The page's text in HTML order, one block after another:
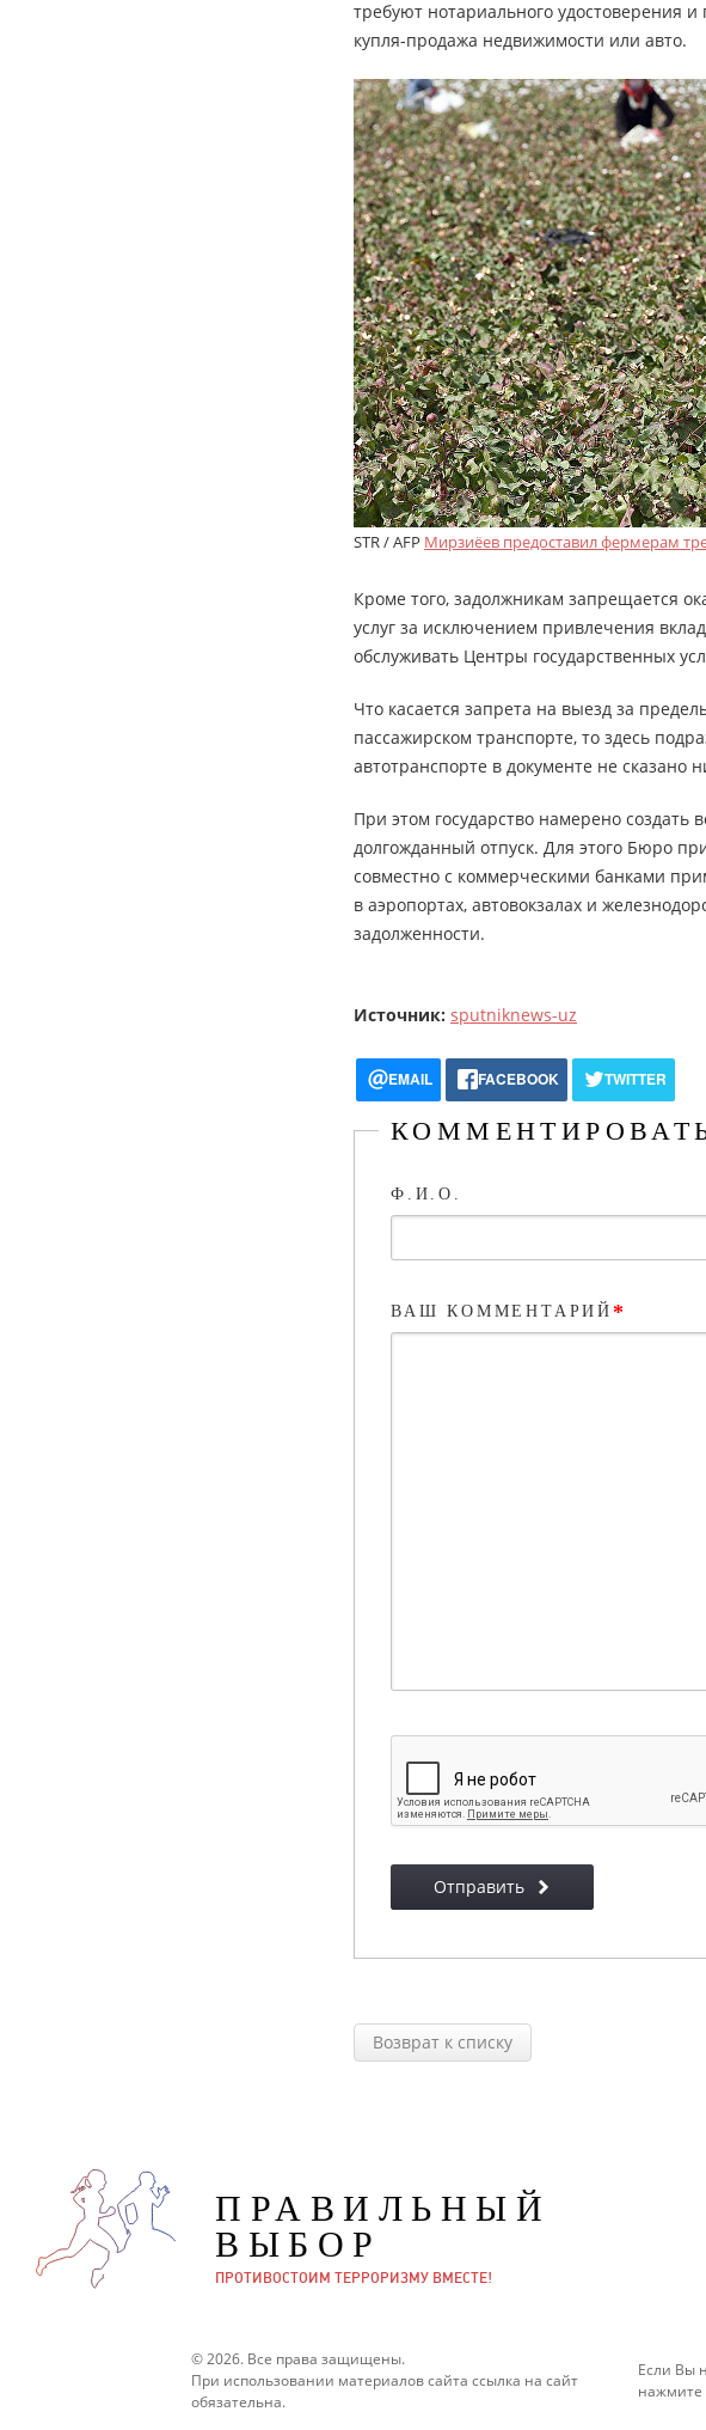
требуют нотариального удостоверения
купля-продажа недвижимости или авто.
STR / AFP Мирзиёев предоставил фермерам
Кроме того, задолжникам запрещается
услуг за исключением привлечения
обслуживать Центры государственных
Что касается запрета на выезд за
пассажирском транспорте, то здесь
автотранспорте в документе не сказано
При этом государство намерено создать
долгожданный отпуск. Для этого Бюро
совместно с коммерческими банками
в аэропортах, автовокзалах и
задолженности.
Источник: sputniknews-uz
EMAIL FACEBOOK TWITTER
Ф.И.О.
ВАШ КОММЕНТАРИЙ *
Отправить
Возврат к списку
ПРАВИЛЬНЫЙ
ВЫБОР
ПРОТИВОСТОИМ ТЕРРОРИЗМУ ВМЕСТЕ!
© 2026. Все права защищены.
При использовании материалов сайта ссылка на сайт
обязательна.
Если Вы
нажмите